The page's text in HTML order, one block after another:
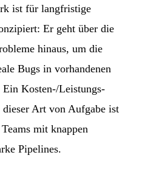
ist für langfristige
Er geht über die
hinaus, um die
Bugs in vorhandenen
Ein Kosten-/Leistungs-
Art von Aufgabe ist
mit knappen
Pipelines.